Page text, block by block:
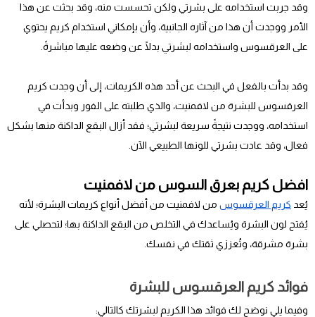
وقد جربت استخدامه على بشرتي ولكن تحسست منه، وقد بحثت عن هذا
الأمر ووجدت أن هذا من آثاره الجانبية، وأن بإمكاني استخدام كريم يحتوي
على العرقسوس واستخدامه لبشرتي بدلًا عن وضعه عليها مباشرةً.
وقد بدأت بالفعل في البحث عن أحد هذه الكريمات، إلى أن وجدت كريم
العرقسوس للبشرة من لافمنيت، والذي طلبته على الفور وبدأت في
استخدامه، ووجدت نتيجةً سريعة لبشرتي؛ فقد أزال البقع الداكنة منها بشكل
فعال، وقد عادت بشرتي للونها الطبيعي الآن.
افضل كريم بعرق السوس من لافمنيت
يُعد كريم العرقسوس من لافمنيت من أفضل أنواع كريمات البشرة؛ لأنه
يُفتح لون البشرة ويُساعدك في التخلص من البقع الداكنة بها؛ لتحصلي على
بشرة مشرقة، وتُعززي ثقتك في نفسك.
فوائد كريم العرقسوس للبشرة
وفيما يلي نوضح لك فوائد هذا الكريم لبشرتك كالتالي: